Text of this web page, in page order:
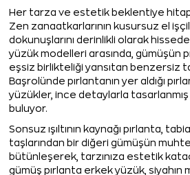
Her tarza ve estetik beklentiye
Zen zanaatkarlarının kusursuz el
dokunuşlarını derinlikli olarak
yüzük modelleri arasında, gümüşün
eşsiz birlikteliği yansıtan benzersiz
Başrolünde pırlantanın yer aldığı
yüzükler, ince detaylarla
buluyor.
Sonsuz ışıltının kaynağı pırlanta,
taşlarından bir diğeri gümüşün
bütünleşerek, tarzınıza estetik
gümüş pırlanta erkek yüzük, siyahın